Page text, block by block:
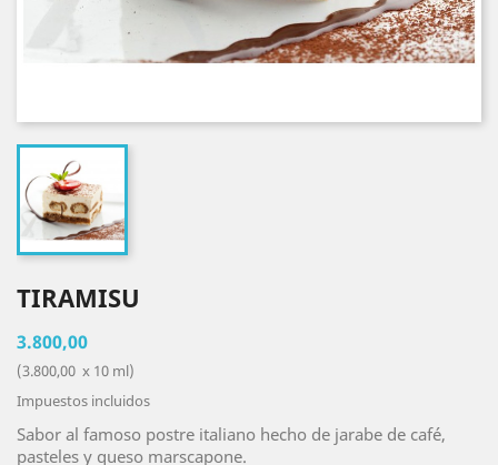
TIRAMISU
3.800,00
(3.800,00 x 10 ml)
Impuestos incluidos
Sabor al famoso postre italiano hecho de jarabe de café,
pasteles y queso marscapone.